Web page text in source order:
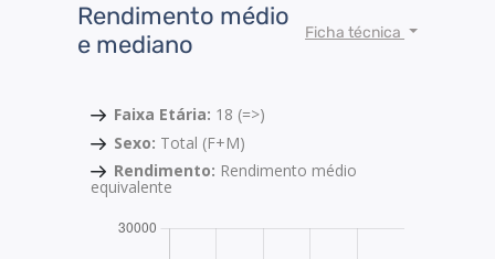
Rendimento médio
e mediano
Ficha técnica
Faixa Etária: 18 (=>)
Sexo: Total (F+M)
Rendimento: Rendimento médio
equivalente